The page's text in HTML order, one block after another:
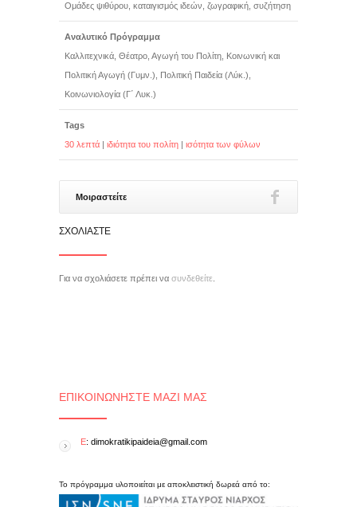
Ομάδες ψιθύρου, καταιγισμός ιδεών, ζωγραφική, συζήτηση
Αναλυτικό Πρόγραμμα
Καλλιτεχνικά, Θέατρο, Αγωγή του Πολίτη, Κοινωνική και
Πολιτική Αγωγή (Γυμν.), Πολιτική Παιδεία (Λύκ.),
Κοινωνιολογία (Γ΄ Λυκ.)
Tags
30 λεπτά | ιδιότητα του πολίτη | ισότητα των φύλων
Μοιραστείτε
ΣΧΟΛΙΆΣΤΕ
Για να σχολιάσετε πρέπει να συνδεθείτε
ΕΠΙΚΟΙΝΩΝΉΣΤΕ ΜΑΖΊ ΜΑΣ
E: dimokratikipaideia@gmail.com
Το πρόγραμμα υλοποιείται με αποκλειστική δωρεά από το: